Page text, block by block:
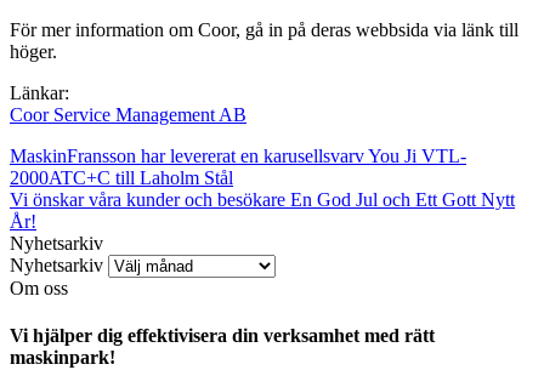
För mer information om Coor, gå in på deras webbsida via länk till
höger.
Länkar:
Coor Service Management AB
MaskinFransson har levererat en karusellsvarv You Ji VTL-
2000ATC+C till Laholm Stål
Vi önskar våra kunder och besökare En God Jul och Ett Gott Nytt
År!
Nyhetsarkiv
Nyhetsarkiv
Om oss
Vi hjälper dig effektivisera din verksamhet med rätt
maskinpark!